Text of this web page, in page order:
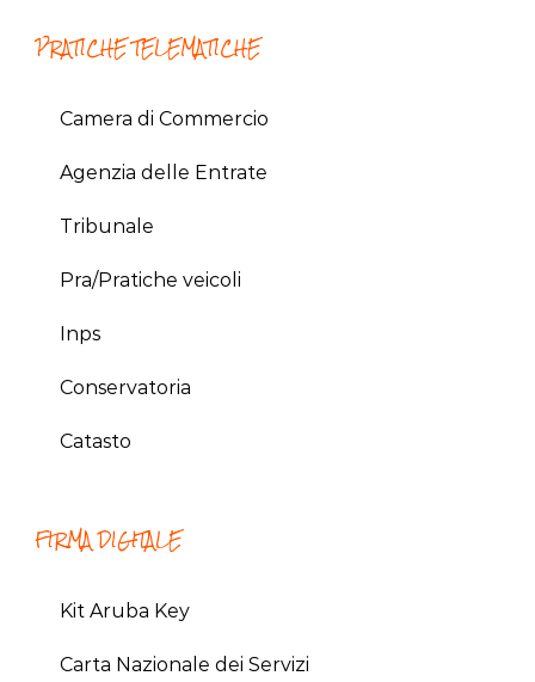
PRATICHE TELEMATICHE
Camera di Commercio
Agenzia delle Entrate
Tribunale
Pra/Pratiche veicoli
Inps
Conservatoria
Catasto
FIRMA DIGITALE
Kit Aruba Key
Carta Nazionale dei Servizi